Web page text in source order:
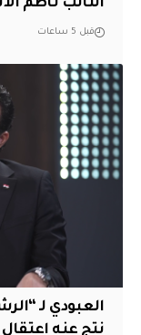
النائب ناظم
قبل 5 ساعات
العبودي لـ
نتج عنه